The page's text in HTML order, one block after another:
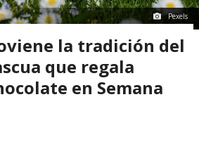
Pexels
la tradición del
que regala
en Semana